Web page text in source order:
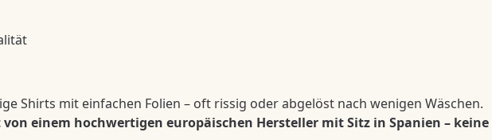
Shirts mit einfachen Folien – oft rissig oder abgelöst nach wenigen Wäschen.
einem hochwertigen europäischen Hersteller mit Sitz in Spanien – keine